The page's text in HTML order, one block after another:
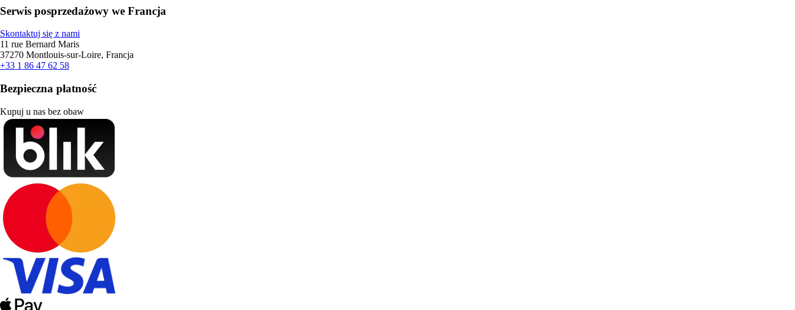
Serwis posprzedażowy we Francja
Skontaktuj się z nami
11 rue Bernard Maris
37270 Montlouis-sur-Loire, Francja
+33 1 86 47 62 58
Bezpieczna płatność
Kupuj u nas bez obaw